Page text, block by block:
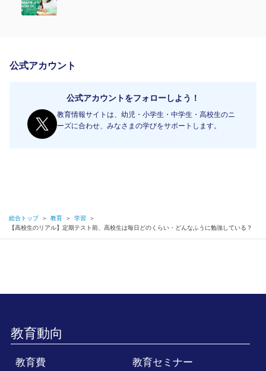
公式アカウント
公式アカウントをフォローしよう！
教育情報サイトは、幼児・小学生・中学生・高校生のニ
ーズに合わせ、みなさまの学びをサポートします。
総合トップ ＞ 教育 ＞ 学習
＞
【高校生のリアル】定期テスト前、高校生は毎日どのくらい・どんなふうに勉強している？
教育動向
教育費 教育セミナー